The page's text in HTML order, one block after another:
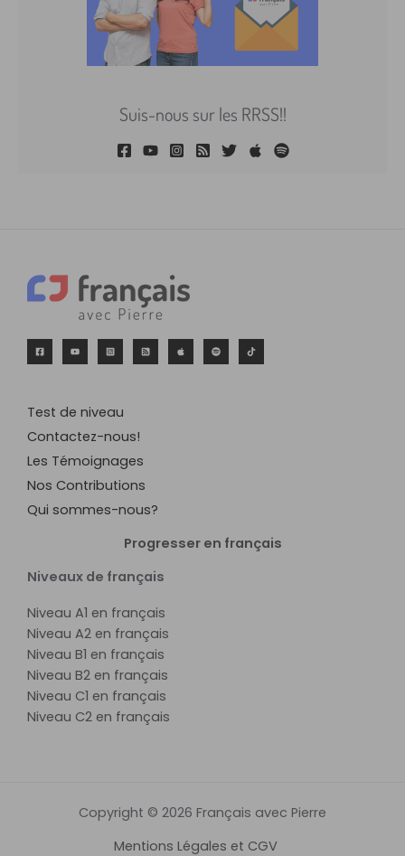
Suis-nous sur les RRSS!!
Test de niveau
Contactez-nous!
Les Témoignages
Nos Contributions
Qui sommes-nous?
Progresser en français
Niveaux de français
Niveau A1 en français
Niveau A2 en français
Niveau B1 en français
Niveau B2 en français
Niveau C1 en français
Niveau C2 en français
Copyright © 2026 Français avec Pierre
Mentions Légales et CGV